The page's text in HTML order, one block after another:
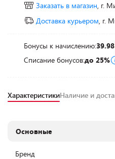
Заказать в магазин, г.
Доставка курьером, г.
Бонусы к начислению:39.98
Списание бонусов:до 25%
ХарактеристикиНаличие и
Основные
Бренд